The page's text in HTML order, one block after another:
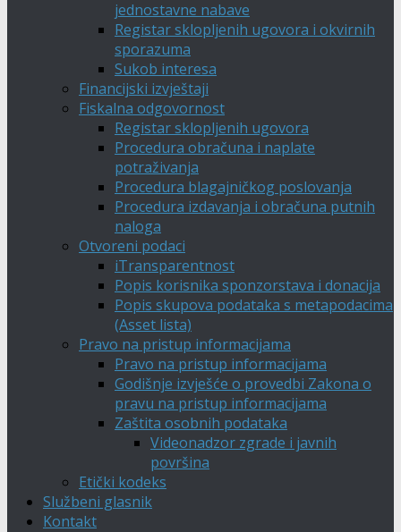
jednostavne nabave
Registar sklopljenih ugovora i okvirnih
sporazuma
Sukob interesa
Financijski izvještaji
Fiskalna odgovornost
Registar sklopljenih ugovora
Procedura obračuna i naplate
potraživanja
Procedura blagajničkog poslovanja
Procedura izdavanja i obračuna putnih
naloga
Otvoreni podaci
iTransparentnost
Popis korisnika sponzorstava i donacija
Popis skupova podataka s metapodacima
(Asset lista)
Pravo na pristup informacijama
Pravo na pristup informacijama
Godišnje izvješće o provedbi Zakona o
pravu na pristup informacijama
Zaštita osobnih podataka
Videonadzor zgrade i javnih
površina
Etički kodeks
Službeni glasnik
Kontakt